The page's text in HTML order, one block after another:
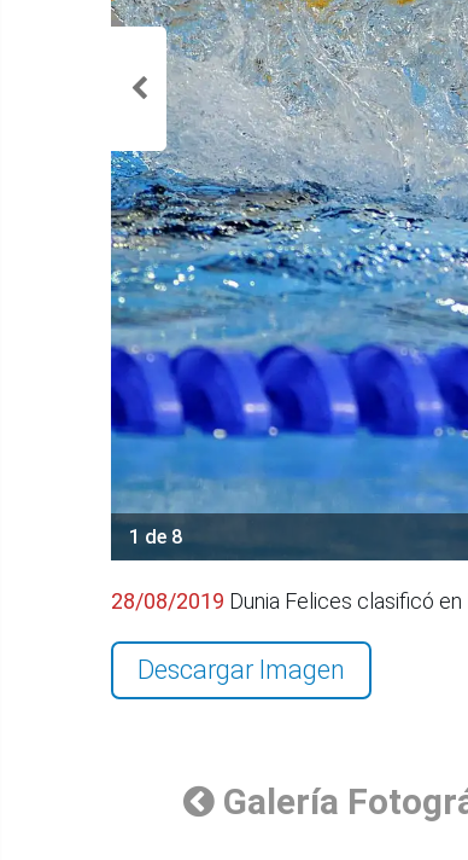
1 de 8
28/08/2019 Dunia Felices clasificó
Descargar Imagen
Galería